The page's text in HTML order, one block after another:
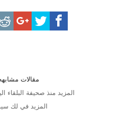
مقالات
المزيد منذ صحيفة البلقاء
المزيد في لك